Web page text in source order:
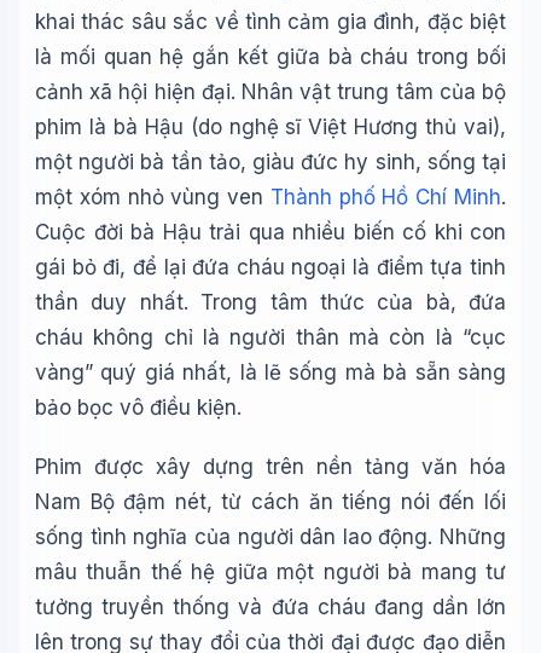
khai thác sâu sắc về tình cảm gia đình, đặc biệt
là mối quan hệ gắn kết giữa bà cháu trong bối
cảnh xã hội hiện đại. Nhân vật trung tâm của bộ
phim là bà Hậu (do nghệ sĩ Việt Hương thủ vai),
một người bà tần tảo, giàu đức hy sinh, sống tại
một xóm nhỏ vùng ven Thành phố Hồ Chí Minh.
Cuộc đời bà Hậu trải qua nhiều biến cố khi con
gái bỏ đi, để lại đứa cháu ngoại là điểm tựa tinh
thần duy nhất. Trong tâm thức của bà, đứa
cháu không chỉ là người thân mà còn là “cục
vàng” quý giá nhất, là lẽ sống mà bà sẵn sàng
bảo bọc vô điều kiện.
Phim được xây dựng trên nền tảng văn hóa
Nam Bộ đậm nét, từ cách ăn tiếng nói đến lối
sống tình nghĩa của người dân lao động. Những
mâu thuẫn thế hệ giữa một người bà mang tư
tưởng truyền thống và đứa cháu đang dần lớn
lên trong sự thay đổi của thời đại được đạo diễn
Xin chào!
Tôi là trợ lý AI của TuDienWiki. Hãy hỏi tôi bất kỳ điều gì
🪐 Sao Mộc là gì?
📚 Lịch sử Việt Nam
🔬 Albert Einstein